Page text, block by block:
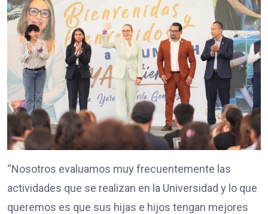
“Nosotros evaluamos muy frecuentemente las
actividades que se realizan en la Universidad y lo que
queremos es que sus hijas e hijos tengan mejores